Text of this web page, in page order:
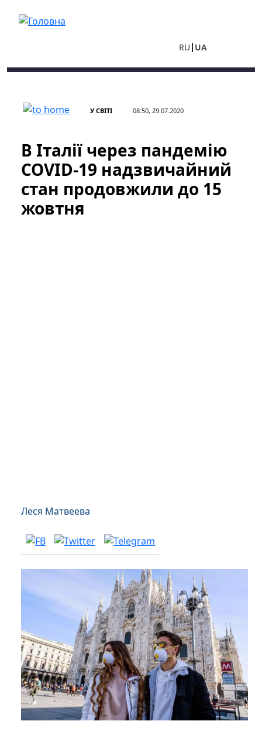
RU UA
У СВІТІ 08:50, 29.07.2020
В Італії через пандемію
COVID-19 надзвичайний
стан продовжили до 15
жовтня
Леся Матвеева